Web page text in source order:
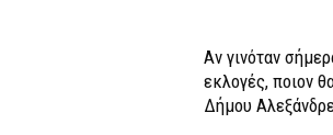
Αν γινόταν
εκλογές, ποιον
Δήμου